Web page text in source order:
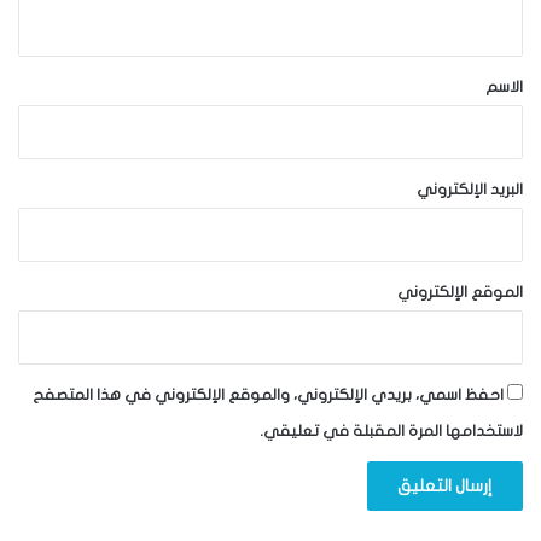
*الاسم
البريد الإلكتروني
الموقع الإلكتروني
احفظ اسمي، بريدي الإلكتروني، والموقع الإلكتروني في هذا المتصفح
لاستخدامها المرة المقبلة في تعليقي.